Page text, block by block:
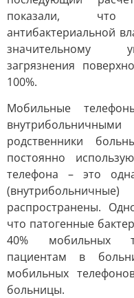
показали, что
антибактериальной
значительному
загрязнения
100%.
Мобильные
родственники
постоянно
телефона – это
распространены.
что патогенные
40% мобильных
пациентам в
мобильных
больницы.